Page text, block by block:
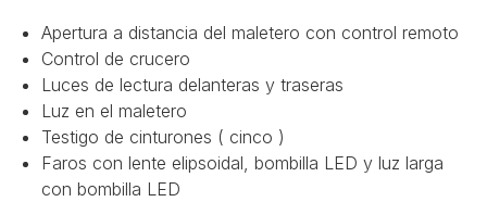
Apertura a distancia del maletero con control remoto
Control de crucero
Luces de lectura delanteras y traseras
Luz en el maletero
Testigo de cinturones ( cinco )
Faros con lente elipsoidal, bombilla LED y luz larga
con bombilla LED